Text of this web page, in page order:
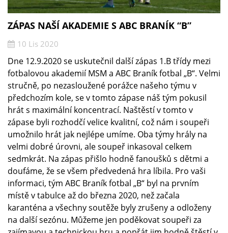
ZÁPAS NAŠÍ AKADEMIE S ABC BRANÍK “B”
10 Lis 2020
Dne 12.9.2020 se uskutečnil další zápas 1.B třídy mezi
fotbalovou akademií MSM a ABC Braník fotbal „B“. Velmi
stručně, po nezasloužené porážce našeho týmu v
předchozím kole, se v tomto zápase náš tým pokusil
hrát s maximální koncentrací. Naštěstí v tomto v
zápase byli rozhodčí velice kvalitní, což nám i soupeři
umožnilo hrát jak nejlépe umíme. Oba týmy hrály na
velmi dobré úrovni, ale soupeř inkasoval celkem
sedmkrát. Na zápas přišlo hodně fanoušků s dětmi a
doufáme, že se všem předvedená hra líbila. Pro vaši
informaci, tým ABC Braník fotbal „B“ byl na prvním
místě v tabulce až do března 2020, než začala
karanténa a všechny soutěže byly zrušeny a odloženy
na další sezónu. Můžeme jen poděkovat soupeři za